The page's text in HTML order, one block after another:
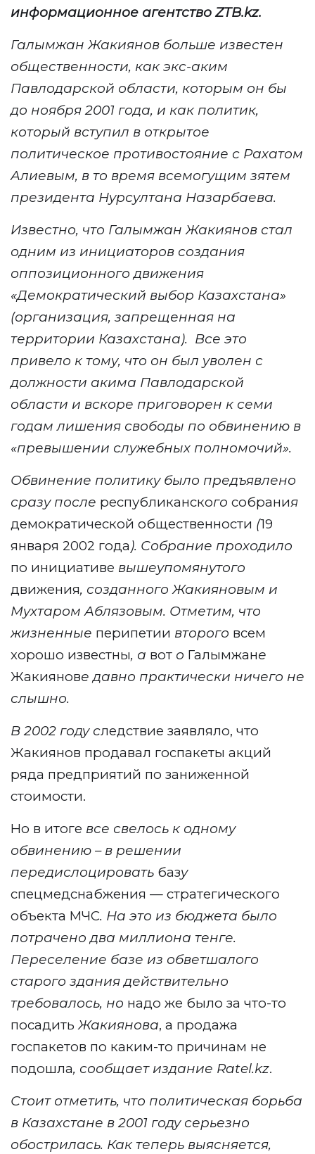
информационное агентствоZTB.kz.
Галымжан Жакиянов больше известен
общественности, как экс-аким
Павлодарской области, которым он бы
до ноября 2001 года, и как политик,
который вступил в открытое
политическое противостояние с Рахатом
Алиевым, в то время всемогущим зятем
президента Нурсултана Назарбаева.
Известно, что Галымжан Жакиянов стал
одним из инициаторов создания
оппозиционного движения
«Демократический выбор Казахстана»
(организация, запрещенная на
территории Казахстана). Все это
привело к тому, что он был уволен с
должности акима Павлодарской
области и вскоре приговорен к семи
годам лишения свободы по обвинению в
«превышении служебных полномочий».
Обвинение политику было предъявлено
сразу после республиканского собрания
демократической общественности (19
января 2002 года). Собрание проходило
по инициативе вышеупомянутого
движения, созданного Жакияновым и
Мухтаром Аблязовым. Отметим, что
жизненные перипетии второго всем
хорошо известны, а вот о Галымжане
Жакиянове давно практически ничего не
слышно.
В 2002 году следствие заявляло, что
Жакиянов продавал госпакеты акций
ряда предприятий по заниженной
стоимости.
Но в итоге все свелось к одному
обвинению – в решении
передислоцировать базу
спецмедснабжения — стратегического
объекта МЧС. На это из бюджета было
потрачено два миллиона тенге.
Переселение базе из обветшалого
старого здания действительно
требовалось, но надо же было за что-то
посадить Жакиянова, а продажа
госпакетов по каким-то причинам не
подошла, сообщает издание Ratel.kz.
Стоит отметить, что политическая борьба
в Казахстане в 2001 году серьезно
обострилась. Как теперь выясняется,